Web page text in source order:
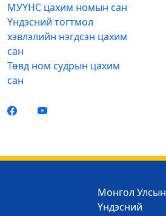
МУҮНС цахим номын сан
Үндэсний тогтмол
хэвлэлийн нэгдсэн цахим
сан
Төвд ном судрын цахим
сан
Монгол Улсын
Үндэсний